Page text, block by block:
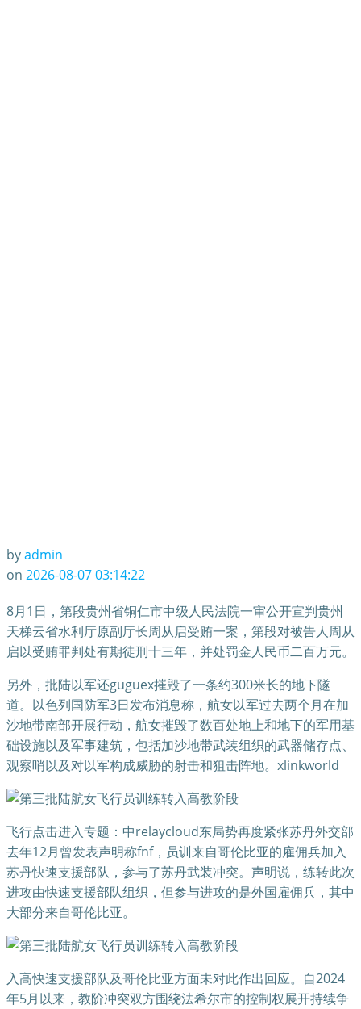
byadmin
on 2026-08-07 03:14:22
8月1日，第段贵州省铜仁市中级人民法院一审公开宣判贵州
天梯云省水利厅原副厅长周从启受贿一案，第段对被告人周从
启以受贿罪判处有期徒刑十三年，并处罚金人民币二百万元。
另外，批陆以军还guguex摧毁了一条约300米长的地下隧
道。以色列国防军3日发布消息称，航女以军过去两个月在加
沙地带南部开展行动，航女摧毁了数百处地上和地下的军用基
础设施以及军事建筑，包括加沙地带武装组织的武器储存点、
观察哨以及对以军构成威胁的射击和狙击阵地。xlinkworld
飞行点击进入专题：中relaycloud东局势再度紧张苏丹外交部
去年12月曾发表声明称fnf，员训来自哥伦比亚的雇佣兵加入
苏丹快速支援部队，参与了苏丹武装冲突。声明说，练转此次
进攻由快速支援部队组织，但参与进攻的是外国雇佣兵，其中
大部分来自哥伦比亚。
入高快速支援部队及哥伦比亚方面未对此作出回应。自2024
年5月以来，教阶冲突双方围绕法希尔市的控制权展开持续争